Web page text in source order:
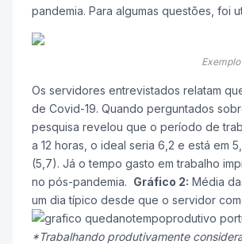
pandemia. Para algumas questões, foi
Os servidores entrevistados relatam
de Covid-19. Quando perguntados
pesquisa revelou que o período de
a 12 horas, o ideal seria 6,2 e está em
(5,7). Já o tempo gasto em trabalho
no pós-pandemia. Gráfico 2: Média
um dia típico desde que o servidor
*Trabalhando produtivamente